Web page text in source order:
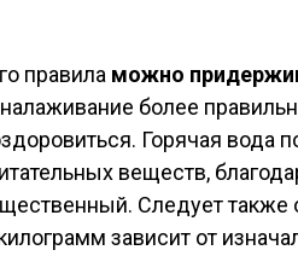
правила можно
более
Горячая вода
веществ,
Следует также
зависит от